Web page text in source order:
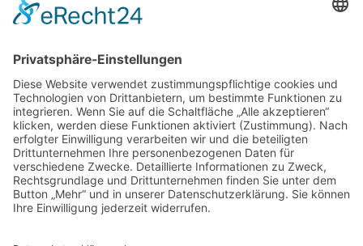
Alle Vorteile
kostenloser Versand
Deine Zahlmöglichkeiten
MEHR
Alte iPhone Modelle